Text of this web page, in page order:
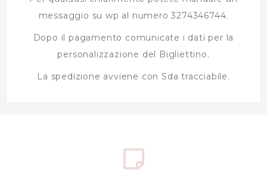
messaggio su wp al numero 3274346744.
Dopo il pagamento comunicate i dati per la
personalizzazione del Bigliettino.
La spedizione avviene con Sda tracciabile.